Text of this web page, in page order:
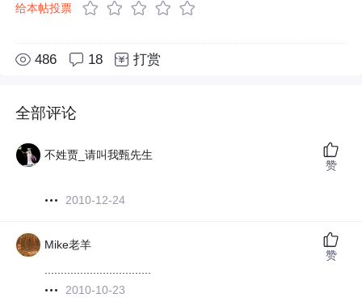
给本帖投票
486 18 打赏
全部评论
不姓贾_请叫我甄先生
2010-12-24
赞
Mike老羊
.................................
2010-10-23
赞